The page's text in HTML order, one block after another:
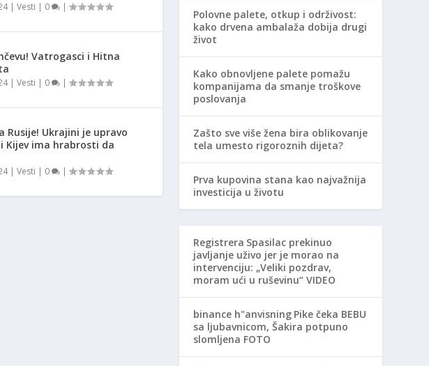
| Vesti | 0 |
Vatrogasci i Hitna
| Vesti | 0 |
Rusije! Ukrajini je upravo
Kijev ima hrabrosti da
| Vesti | 0 |
Polovne palete, otkup i održivost:
kako drvena ambalaža dobija drugi
život
Kako obnovljene palete pomažu
kompanijama da smanje troškove
poslovanja
Zašto sve više žena bira oblikovanje
tela umesto rigoroznih dijeta?
Prva kupovina stana kao najvažnija
investicija u životu
Registrera Spasilac prekinuo
javljanje uživo jer je morao na
intervenciju: „Veliki pozdrav,
moram ući u ruševinu“ VIDEO
binance h"anvisning Pike čeka BEBU
sa ljubavnicom, Šakira potpuno
slomljena FOTO